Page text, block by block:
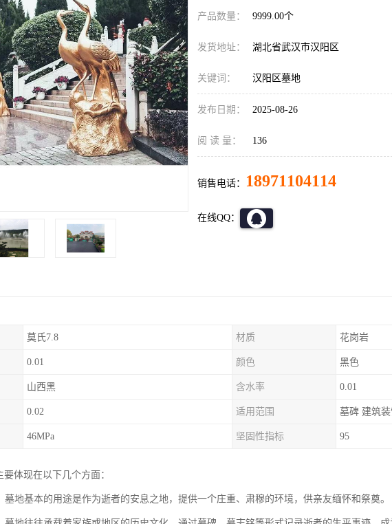
产品数量： 9999.00个
发货地址： 湖北省武汉市汉阳区
关键词： 汉阳区墓地
发布日期： 2025-08-26
阅 读 量： 136
销售电话： 18971104114
在线QQ：
莫氏7.8 材质 花岗岩
0.01 颜色 黑色
山西黑 含水率 0.01
0.02 适用范围 墓碑 建筑
46MPa 坚固性指标 95
体现在以下几个方面：
墓地基本的用途是作为逝者的安息之地，提供一个庄重、肃穆的环境，供亲友缅怀和祭奠。